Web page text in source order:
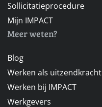
Sollicitatieprocedure
Mijn IMPACT
Meer weten?
Blog
Werken als uitzendkracht
Werken bij IMPACT
Werkgevers